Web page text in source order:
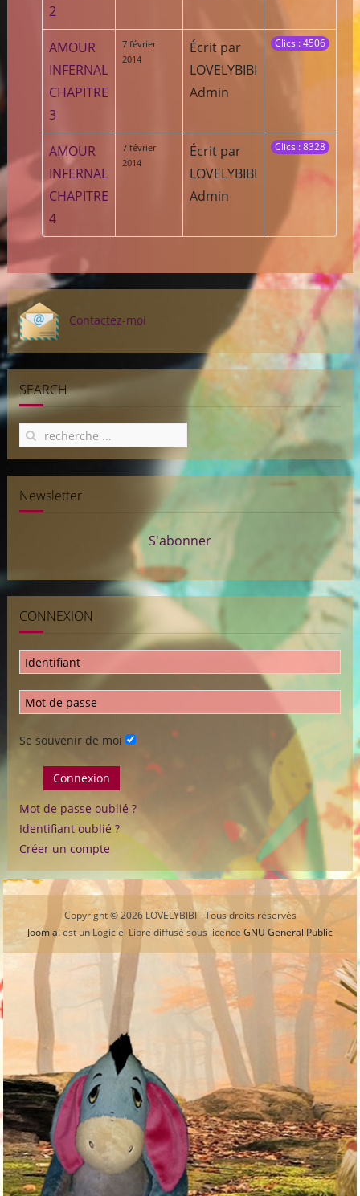
2
AMOUR
INFERNAL
CHAPITRE
3
7 février
2014
Écrit par
LOVELYBIBI
Admin
Clics : 4506
AMOUR
INFERNAL
CHAPITRE
4
7 février
2014
Écrit par
LOVELYBIBI
Admin
Clics : 8328
Contactez-moi
SEARCH
Newsletter
S'abonner
CONNEXION
Se souvenir de moi
Connexion
Mot de passe oublié ?
Identifiant oublié ?
Créer un compte
Copyright © 2026 LOVELYBIBI - Tous droits réservés
Joomla!est un Logiciel Libre diffusé sous licence GNU General Public